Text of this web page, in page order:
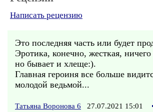
Написать рецензию
Это последняя часть или будет
Эротика, конечно, жесткая,
но бывает и хлеще:).
Главная героиня все больше
молодой ведьмой...
Татьяна Воронова 6 27.07.2021 15:01